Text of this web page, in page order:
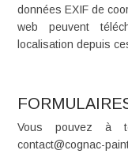
données EXIF de
web peuvent
localisation depuis
Vous pouvez à
contact@cognac-